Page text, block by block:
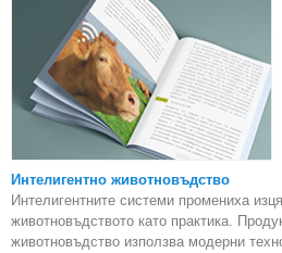
Интелигентно животновъдство
Интелигентните системи промениха
животновъдството като практика.
животновъдство използва модерни